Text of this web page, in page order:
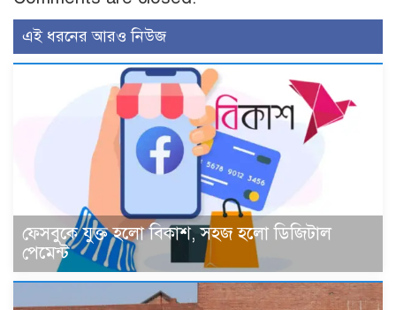
এই ধরনের আরও নিউজ
ফেসবুকে যুক্ত হলো বিকাশ, সহজ হলো ডিজিটাল
পেমেন্ট